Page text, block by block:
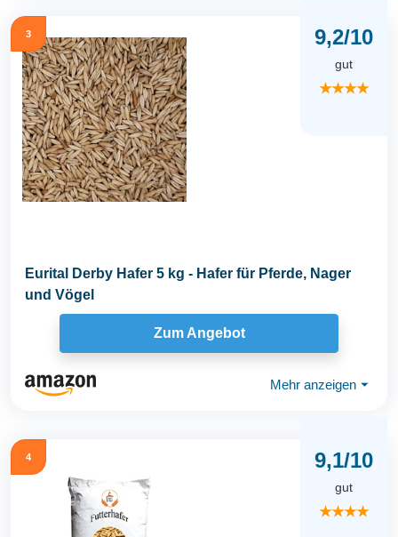
3 9,2/10
gut
★★★★
Eurital Derby Hafer 5 kg - Hafer für Pferde, Nager
und Vögel
Zum Angebot
Mehr anzeigen ⏷
4 9,1/10
gut
★★★★